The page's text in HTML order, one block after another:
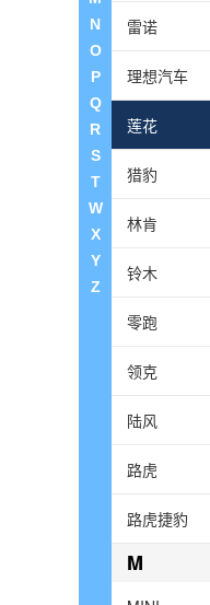
N
O
P
Q
R
S
T
W
X
Y
Z
雷诺
理想汽车
莲花
猎豹
林肯
铃木
零跑
领克
陆风
路虎
路虎捷豹
M